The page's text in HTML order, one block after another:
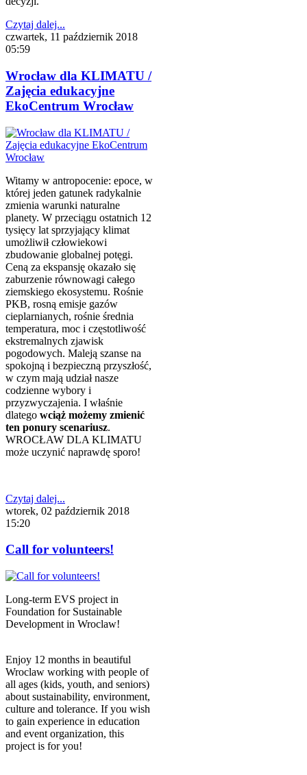
Czytaj dalej...
czwartek, 11 październik 2018
05:59
Wrocław dla KLIMATU /
Zajęcia edukacyjne
EkoCentrum Wrocław
Witamy w antropocenie: epoce, w
której jeden gatunek radykalnie
zmienia warunki naturalne
planety. W przeciągu ostatnich 12
tysięcy lat sprzyjający klimat
umożliwił człowiekowi
zbudowanie globalnej potęgi.
Ceną za ekspansję okazało się
zaburzenie równowagi całego
ziemskiego ekosystemu. Rośnie
PKB, rosną emisje gazów
cieplarnianych, rośnie średnia
temperatura, moc i częstotliwość
ekstremalnych zjawisk
pogodowych. Maleją szanse na
spokojną i bezpieczną przyszłość,
w czym mają udział nasze
codzienne wybory i
przyzwyczajenia. I właśnie
dlatego wciąż możemy zmienić
ten ponury scenariusz.
WROCŁAW DLA KLIMATU
może uczynić naprawdę sporo!
Czytaj dalej...
wtorek, 02 październik 2018
15:20
Call for volunteers!
Long-term EVS project in
Foundation for Sustainable
Development in Wroclaw!
Enjoy 12 months in beautiful
Wroclaw working with people of
all ages (kids, youth, and seniors)
about sustainability, environment,
culture and tolerance. If you wish
to gain experience in education
and event organization, this
project is for you!